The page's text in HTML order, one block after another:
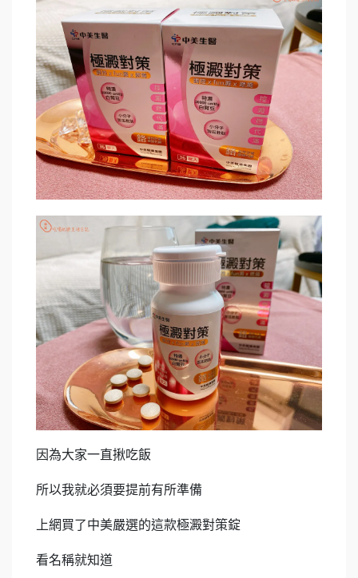
因為大家一直揪吃飯
所以我就必須要提前有所準備
上網買了中美嚴選的這款極澱對策錠
看名稱就知道